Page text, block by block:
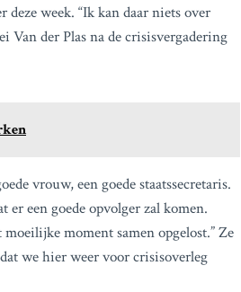
week. “Ik kan daar niets over
Van der Plas na de crisisvergadering
vrouw, een goede staatssecretaris.
een goede opvolger zal komen.
moment samen opgelost.” Ze
we hier weer voor crisisoverleg